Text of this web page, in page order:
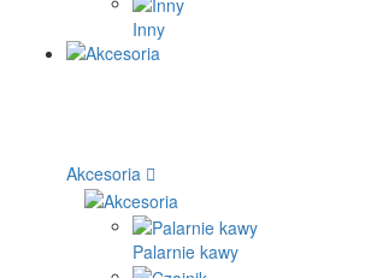
Inny
Akcesoria
Palarnie kawy